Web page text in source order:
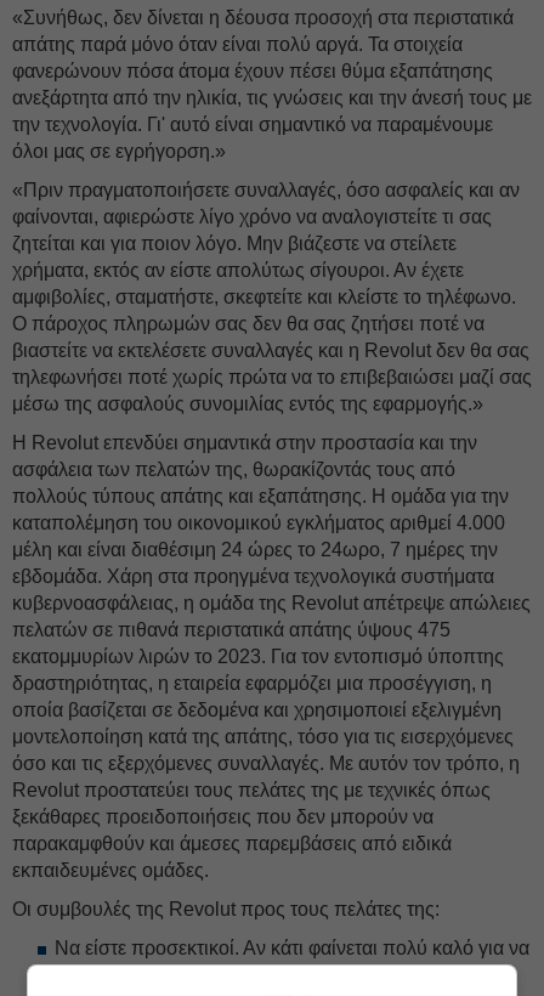
«Συνήθως, δεν δίνεται η δέουσα προσοχή στα περιστατικά
απάτης παρά μόνο όταν είναι πολύ αργά. Τα στοιχεία
φανερώνουν πόσα άτομα έχουν πέσει θύμα εξαπάτησης
ανεξάρτητα από την ηλικία, τις γνώσεις και την άνεσή τους με
την τεχνολογία. Γι' αυτό είναι σημαντικό να παραμένουμε
όλοι μας σε εγρήγορση.»
«Πριν πραγματοποιήσετε συναλλαγές, όσο ασφαλείς και αν
φαίνονται, αφιερώστε λίγο χρόνο να αναλογιστείτε τι σας
ζητείται και για ποιον λόγο. Μην βιάζεστε να στείλετε
χρήματα, εκτός αν είστε απολύτως σίγουροι. Αν έχετε
αμφιβολίες, σταματήστε, σκεφτείτε και κλείστε το τηλέφωνο.
Ο πάροχος πληρωμών σας δεν θα σας ζητήσει ποτέ να
βιαστείτε να εκτελέσετε συναλλαγές και η Revolut δεν θα σας
τηλεφωνήσει ποτέ χωρίς πρώτα να το επιβεβαιώσει μαζί σας
μέσω της ασφαλούς συνομιλίας εντός της εφαρμογής.»
Η Revolut επενδύει σημαντικά στην προστασία και την
ασφάλεια των πελατών της, θωρακίζοντάς τους από
πολλούς τύπους απάτης και εξαπάτησης. Η ομάδα για την
καταπολέμηση του οικονομικού εγκλήματος αριθμεί 4.000
μέλη και είναι διαθέσιμη 24 ώρες το 24ωρο, 7 ημέρες την
εβδομάδα. Χάρη στα προηγμένα τεχνολογικά συστήματα
κυβερνοασφάλειας, η ομάδα της Revolut απέτρεψε απώλειες
πελατών σε πιθανά περιστατικά απάτης ύψους 475
εκατομμυρίων λιρών το 2023. Για τον εντοπισμό ύποπτης
δραστηριότητας, η εταιρεία εφαρμόζει μια προσέγγιση, η
οποία βασίζεται σε δεδομένα και χρησιμοποιεί εξελιγμένη
μοντελοποίηση κατά της απάτης, τόσο για τις εισερχόμενες
όσο και τις εξερχόμενες συναλλαγές. Με αυτόν τον τρόπο, η
Revolut προστατεύει τους πελάτες της με τεχνικές όπως
ξεκάθαρες προειδοποιήσεις που δεν μπορούν να
παρακαμφθούν και άμεσες παρεμβάσεις από ειδικά
εκπαιδευμένες ομάδες.
Οι συμβουλές της Revolut προς τους πελάτες της:
Να είστε προσεκτικοί. Αν κάτι φαίνεται πολύ καλό για να